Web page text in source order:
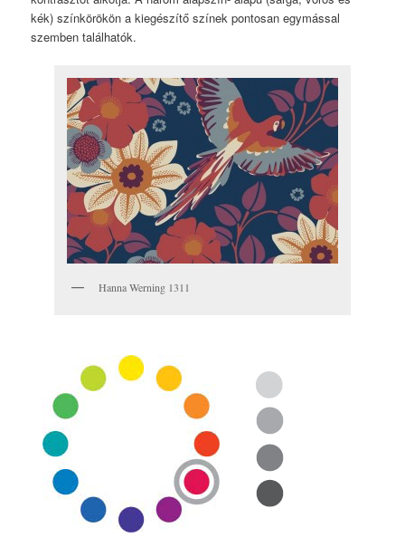
kék) színkörökön a kiegészítő színek pontosan egymással
szemben találhatók.
Hanna Werning 1311